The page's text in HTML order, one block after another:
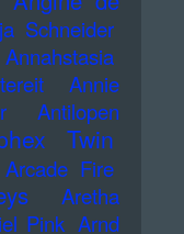
Schneider
Annahstasia
Annie
Antilopen
Twin
Arcade Fire
Aretha
Pink Arnd